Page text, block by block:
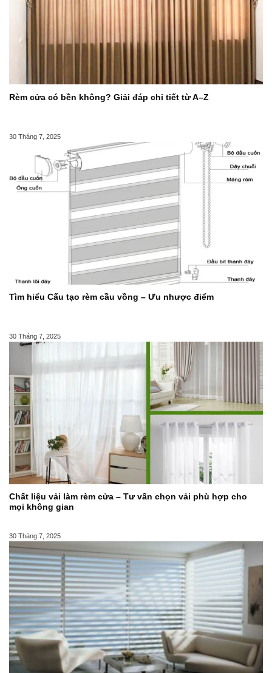
Rèm cửa có bền không? Giải đáp chi tiết từ A–Z
30 Tháng 7, 2025
Tìm hiểu Cấu tạo rèm cầu vồng – Ưu nhược điểm
30 Tháng 7, 2025
Chất liệu vải làm rèm cửa – Tư vấn chọn vải phù hợp cho
mọi không gian
30 Tháng 7, 2025